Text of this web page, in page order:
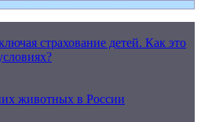
страхование детей. Как это
животных в России